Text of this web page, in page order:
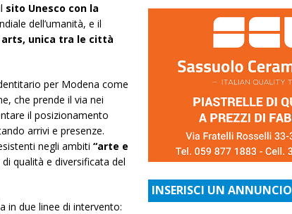
sito Unesco con la
dell’umanità, e il
arts, unica tra le città
per Modena come
che prende il via nei
il posizionamento
arrivi e presenze.
negli ambiti “arte e
qualità e diversificata del
in due linee di intervento:
INSERISCI UN ANNUNCIO